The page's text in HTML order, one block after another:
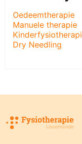
Oedeemtherapie
Manuele therapie
Dry Needling